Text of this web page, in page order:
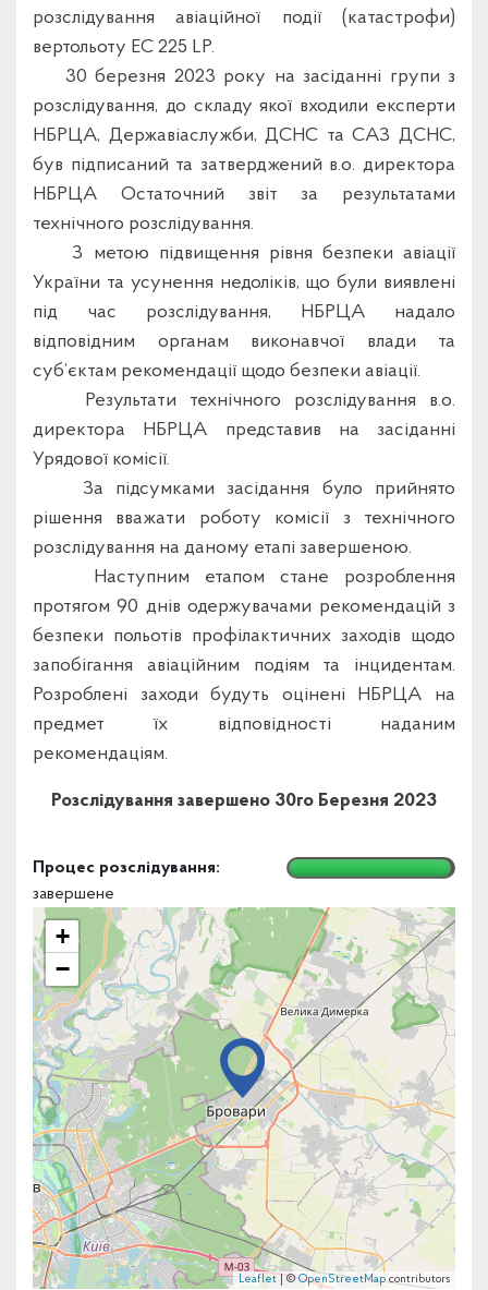
розслідування авіаційної події (катастрофи)
вертольоту ЕС 225 LP.
30 березня 2023 року на засіданні групи з
розслідування, до складу якої входили експерти
НБРЦА, Державіаслужби, ДСНС та САЗ ДСНС,
був підписаний та затверджений в.о. директора
НБРЦА Остаточний звіт за результатами
технічного розслідування.
З метою підвищення рівня безпеки авіації
України та усунення недоліків, що були виявлені
під час розслідування, НБРЦА надало
відповідним органам виконавчої влади та
суб’єктам рекомендації щодо безпеки авіації.
Результати технічного розслідування в.о.
директора НБРЦА представив на засіданні
Урядової комісії.
За підсумками засідання було прийнято
рішення вважати роботу комісії з технічного
розслідування на даному етапі завершеною.
Наступним етапом стане розроблення
протягом 90 днів одержувачами рекомендацій з
безпеки польотів профілактичних заходів щодо
запобігання авіаційним подіям та інцидентам.
Розроблені заходи будуть оцінені НБРЦА на
предмет їх відповідності наданим
рекомендаціям.
Розслідування завершено 30го Березня 2023
Процес розcлідування:
завершене
+
−
Leaflet | ©OpenStreetMapcontributors